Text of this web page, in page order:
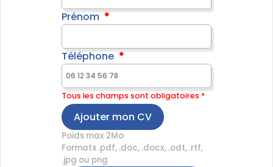
Prénom
Téléphone
Tous les champs sont obligatoires *
Ajouter mon CV
Poids max 2Mo
Formats .pdf, .doc, .docx, .odt, .rtf,
.jpg ou png